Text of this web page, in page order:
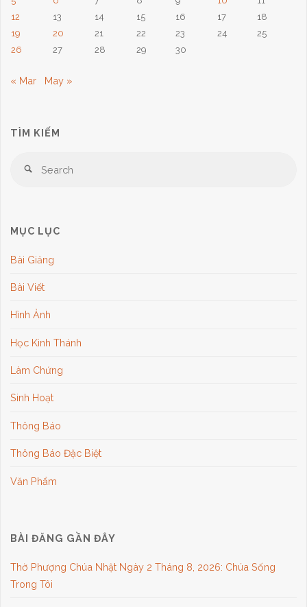
12
13 14 15 16 17
18
19
20 21 22 23 24
25
26
27 28 29 30
« Mar May »
TÌM KIẾM
Search
MỤC LỤC
Bài Giảng
Bài Viết
Hình Ảnh
Học Kinh Thánh
Làm Chứng
Sinh Hoạt
Thông Báo
Thông Báo Đặc Biệt
Văn Phẩm
BÀI ĐĂNG GẦN ĐÂY
Thờ Phượng Chúa Nhật Ngày 2 Tháng 8, 2026: Chúa Sống
Trong Tôi